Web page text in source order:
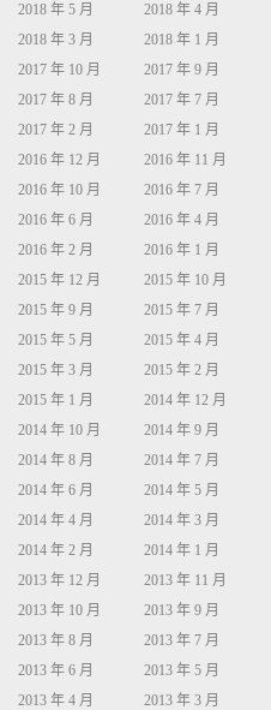
2018 年 5 月
2018 年 4 月
2018 年 3 月
2018 年 1 月
2017 年 10 月
2017 年 9 月
2017 年 8 月
2017 年 7 月
2017 年 2 月
2017 年 1 月
2016 年 12 月
2016 年 11 月
2016 年 10 月
2016 年 7 月
2016 年 6 月
2016 年 4 月
2016 年 2 月
2016 年 1 月
2015 年 12 月
2015 年 10 月
2015 年 9 月
2015 年 7 月
2015 年 5 月
2015 年 4 月
2015 年 3 月
2015 年 2 月
2015 年 1 月
2014 年 12 月
2014 年 10 月
2014 年 9 月
2014 年 8 月
2014 年 7 月
2014 年 6 月
2014 年 5 月
2014 年 4 月
2014 年 3 月
2014 年 2 月
2014 年 1 月
2013 年 12 月
2013 年 11 月
2013 年 10 月
2013 年 9 月
2013 年 8 月
2013 年 7 月
2013 年 6 月
2013 年 5 月
2013 年 4 月
2013 年 3 月